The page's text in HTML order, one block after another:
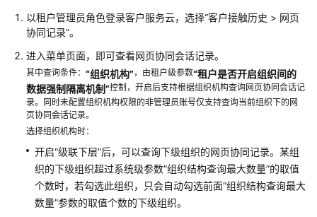
作
指
南
租
户
管
理
员
指
南
认
以租户管理员角色登录客户服务云，选择“客户接触历史 > 网页
协同记录”。
进入菜单页面，即可查看网页协同会话记录。
其中查询条件： “组织机构”，由租户级参数“租户是否开启组织间的
数据强制隔离机制”控制，开启后支持根据组织机构查询网页协同会话记
录。同时未配置组织机构权限的非管理员账号仅支持查询当前组织下的网
页协同会话记录。
选择组织机构时：
开启“级联下层”后，可以查询下级组织的网页协同记录。某组
织的下级组织超过系统级参数“组织结构查询最大数量”的取值
个数时，若勾选此组织，只会自动勾选前面“组织结构查询最大
数量”参数的取值个数的下级组织。